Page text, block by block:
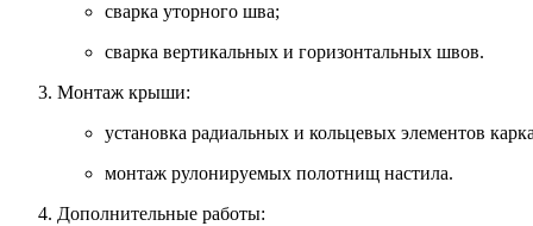
сварка уторного шва;
сварка вертикальных и горизонтальных швов.
Монтаж крыши:
установка радиальных и кольцевых элементов
монтаж рулонируемых полотнищ настила.
Дополнительные работы: